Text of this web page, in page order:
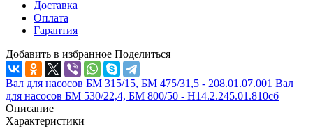
Доставка
Оплата
Гарантия
Добавить в избранное Поделиться
Вал для насосов БМ 315/15, БМ 475/31,5 - 208.01.07.001 Вал
для насосов БМ 530/22,4, БМ 800/50 - Н14.2.245.01.810сб
Описание
Характеристики